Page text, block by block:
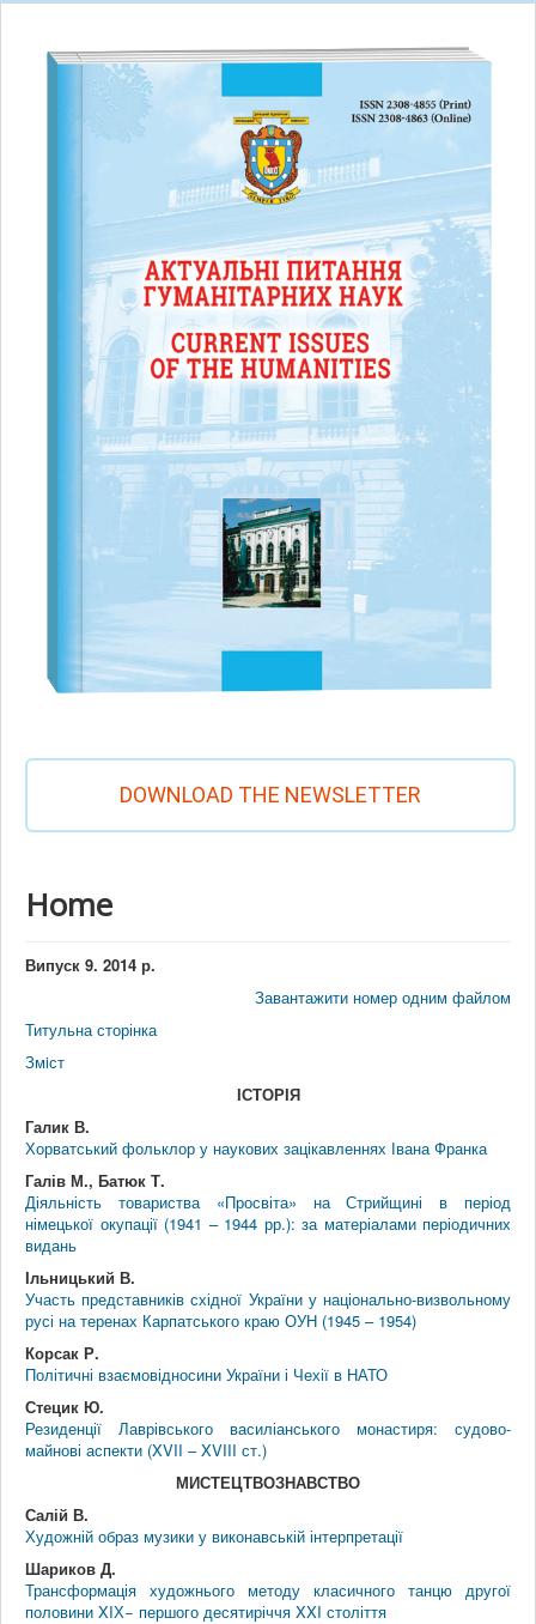
DOWNLOAD THE NEWSLETTER
Home
Випуск 9. 2014 р.
Завантажити номер одним файлом
Титульна сторінка
Змiст
ІСТОРІЯ
Галик В.
Хорватський фольклор у наукових зацікавленнях Івана Франка
Галів М., Батюк Т.
Діяльність товариства «Просвіта» на Стрийщині в період
німецької окупації (1941 – 1944 рр.): за матеріалами періодичних
видань
Ільницький В.
Участь представників східної України у національно-визвольному
русі на теренах Карпатського краю ОУН (1945 – 1954)
Корсак Р.
Політичні взаємовідносини України і Чехії в НАТО
Стецик Ю.
Резиденції Лаврівського василіанського монастиря: судово-
майнові аспекти (XVII – XVIII ст.)
МИСТЕЦТВОЗНАВСТВО
Салій В.
Художній образ музики у виконавській інтерпретації
Шариков Д.
Трансформація художнього методу класичного танцю другої
половини XIХ− першого десятиріччя XXI століття